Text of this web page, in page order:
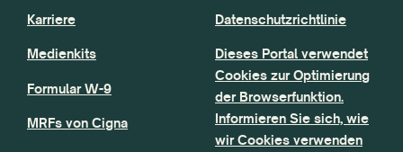
Karriere
Medienkits
Formular W-9
MRFs von Cigna
Datenschutzrichtlinie
Dieses Portal verwendet
Cookies zur Optimierung
der Browserfunktion.
Informieren Sie sich, wie
wir Cookies verwenden